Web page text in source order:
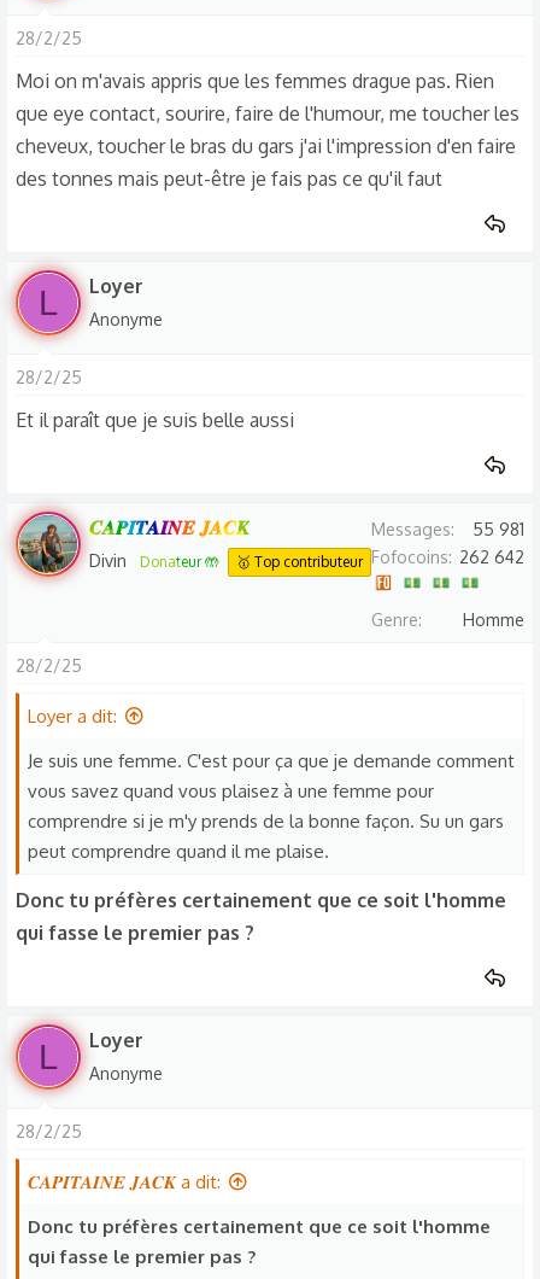
28/2/25
Moi on m'avais appris que les femmes drague pas. Rien
que eye contact, sourire, faire de l'humour, me toucher les
cheveux, toucher le bras du gars j'ai l'impression d'en faire
des tonnes mais peut-être je fais pas ce qu'il faut
L Loyer
Anonyme
28/2/25
Et il paraît que je suis belle aussi
𝑪𝑨𝑷𝑰𝑻𝑨𝑰𝑵𝑬 𝑱𝑨𝑪𝑲
Divin Donateur 🤲 🥇 Top contributeur
Messages
55 981
Fofocoins
262 642
Genre Homme
28/2/25
Loyer a dit:
Je suis une femme. C'est pour ça que je demande comment
vous savez quand vous plaisez à une femme pour
comprendre si je m'y prends de la bonne façon. Su un gars
peut comprendre quand il me plaise.
Donc tu préfères certainement que ce soit l'homme
qui fasse le premier pas ?
L Loyer
Anonyme
28/2/25
𝑪𝑨𝑷𝑰𝑻𝑨𝑰𝑵𝑬 𝑱𝑨𝑪𝑲 a dit:
Donc tu préfères certainement que ce soit l'homme
qui fasse le premier pas ?